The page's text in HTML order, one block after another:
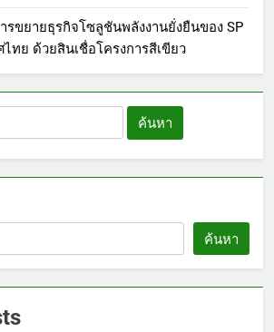
รขยายธุรกิจโซลูชันพลังงานยั่งยืนของ SP
ไทย ด้วยสินเชื่อโครงการสีเขียว
ค้นหา